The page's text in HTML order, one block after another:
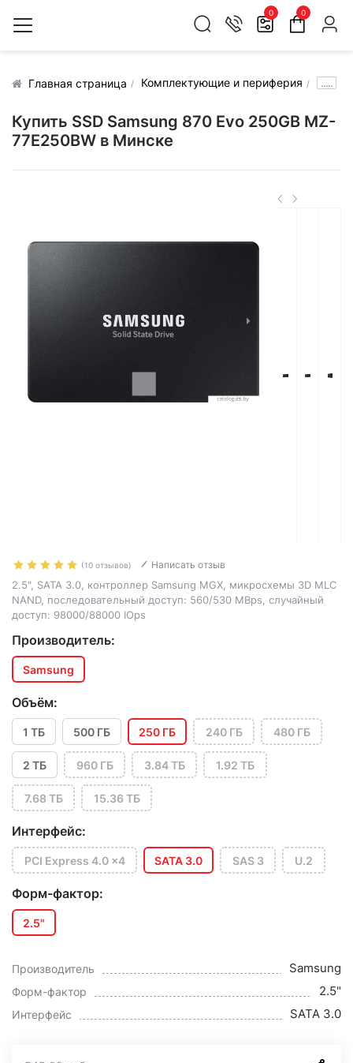
0 0
Главная страница Комплектующие и периферия .....
Купить SSD Samsung 870 Evo 250GB MZ-
77E250BW в Минске
(10 отзывов) Написать отзыв
2.5", SATA 3.0, контроллер Samsung MGX, микросхемы 3D MLC
NAND, последовательный доступ: 560/530 MBps, случайный
доступ: 98000/88000 IOps
Производитель:
Samsung
Объём:
1 ТБ 500 ГБ 250 ГБ 240 ГБ 480 ГБ
2 ТБ 960 ГБ 3.84 ТБ 1.92 ТБ
7.68 ТБ 15.36 ТБ
Интерфейс:
PCI Express 4.0 x4 SATA 3.0 SAS 3 U.2
Форм-фактор:
2.5"
Производитель Samsung
Форм-фактор 2.5"
Интерфейс SATA 3.0